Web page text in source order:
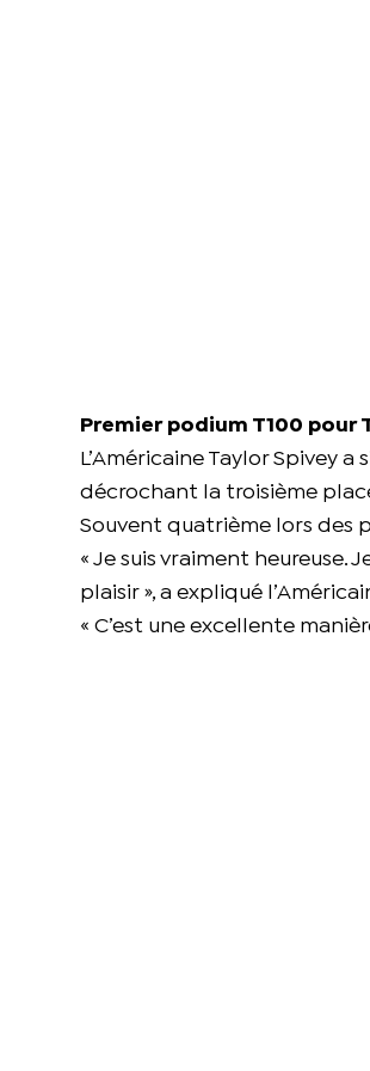
Premier podium T100 pour
L’Américaine Taylor Spivey
décrochant la troisième
Souvent quatrième lors des
« Je suis vraiment
plaisir », a expliqué
« C’est une excellente